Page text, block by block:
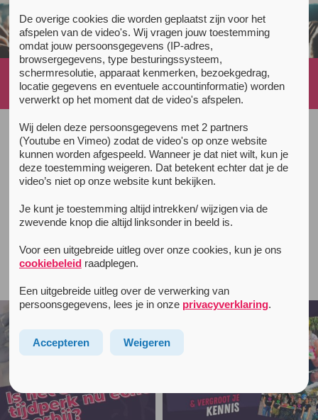
Home »News»
Stichting OPEN en psychedelische therapie
All news items
November 21, 2016
Stichting OPEN en psychedelische
therapie
Follow unityinfo on Instagram
De overige cookies die worden geplaatst zijn voor het
afspelen van de video's. Wij vragen jouw toestemming
omdat jouw persoonsgegevens (IP-adres,
browsergegevens, type besturingssysteem,
schermresolutie, apparaat kenmerken, bezoekgedrag,
locatie gegevens en eventuele accountinformatie) worden
verwerkt op het moment dat de video's afspelen.
Wij delen deze persoonsgegevens met 2 partners
(Youtube en Vimeo) zodat de video's op onze website
kunnen worden afgespeeld. Wanneer je dat niet wilt, kun je
deze toestemming weigeren. Dat betekent echter dat je de
video’s niet op onze website kunt bekijken.
Je kunt je toestemming altijd intrekken/ wijzigen via de
zwevende knop die altijd linksonder in beeld is.
Voor een uitgebreide uitleg over onze cookies, kun je ons
cookiebeleidraadplegen.
Een uitgebreide uitleg over de verwerking van
persoonsgegevens, lees je in onze privacyverklaring.
Accepteren Weigeren